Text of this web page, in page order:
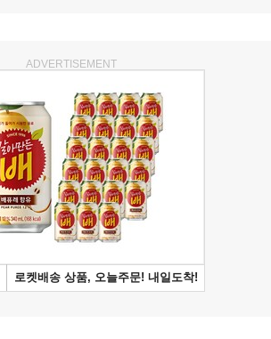
ADVERTISEMENT